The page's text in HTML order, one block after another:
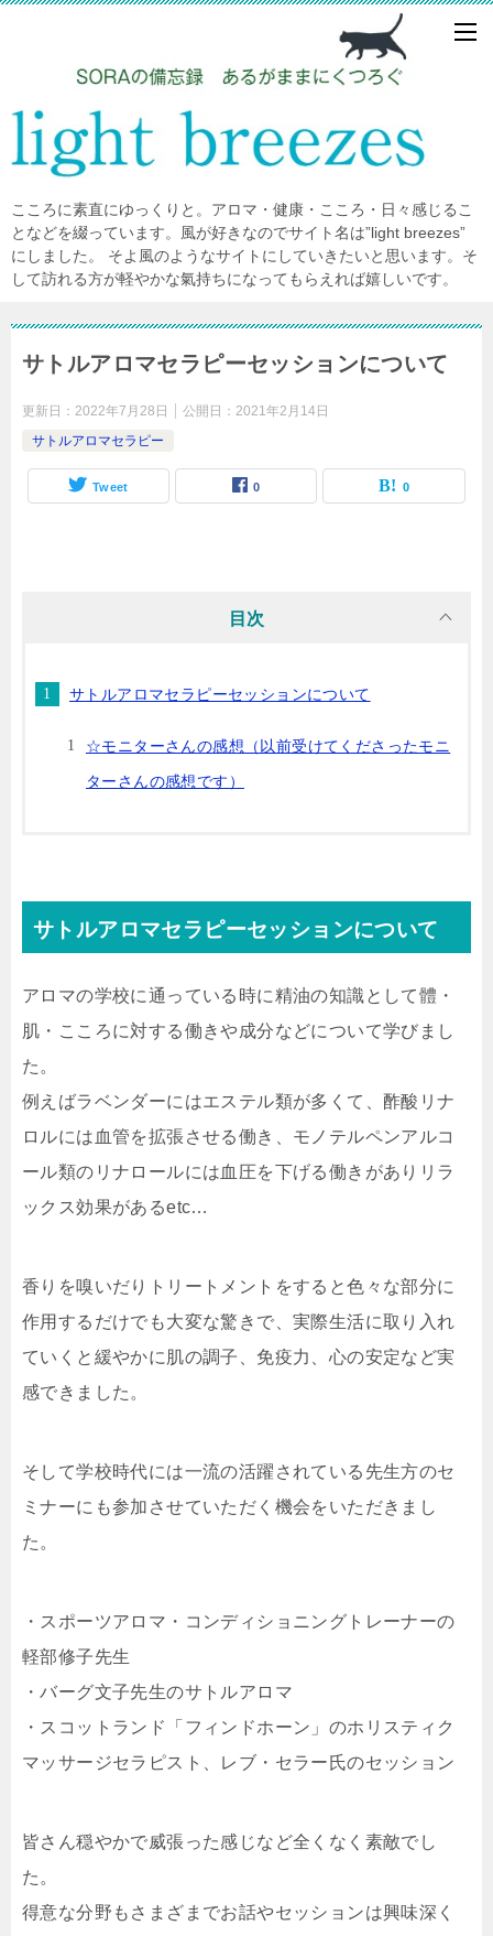
こころに素直にゆっくりと。アロマ・健康・こころ・日々感じるこ
となどを綴っています。風が好きなのでサイト名は”light breezes”
にしました。 そよ風のようなサイトにしていきたいと思います。そ
して訪れる方が軽やかな氣持ちになってもらえれば嬉しいです。
サトルアロマセラピーセッションについて
更新日： 2022年7月28日 公開日： 2021年2月14日
サトルアロマセラピー
Tweet 0 0
目次
サトルアロマセラピーセッションについて
☆モニターさんの感想（以前受けてくださったモニ
ターさんの感想です）
サトルアロマセラピーセッションについて
アロマの学校に通っている時に精油の知識として體・
肌・こころに対する働きや成分などについて学びまし
た。
例えばラベンダーにはエステル類が多くて、酢酸リナ
ロルには血管を拡張させる働き、モノテルペンアルコ
ール類のリナロールには血圧を下げる働きがありリラ
ックス効果があるetc…
香りを嗅いだりトリートメントをすると色々な部分に
作用するだけでも大変な驚きで、実際生活に取り入れ
ていくと緩やかに肌の調子、免疫力、心の安定など実
感できました。
そして学校時代には一流の活躍されている先生方のセ
ミナーにも参加させていただく機会をいただきまし
た。
・スポーツアロマ・コンディショニングトレーナーの
軽部修子先生
・バーグ文子先生のサトルアロマ
・スコットランド「フィンドホーン」のホリスティク
マッサージセラピスト、レブ・セラー氏のセッション
皆さん穏やかで威張った感じなど全くなく素敵でし
た。
得意な分野もさまざまでお話やセッションは興味深く